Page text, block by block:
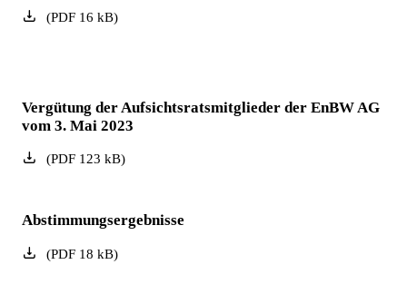
(PDF16 kB)
Vergütung der Aufsichtsratsmitglieder der EnBW AG
vom 3. Mai 2023
(PDF123 kB)
Abstimmungsergebnisse
(PDF18 kB)